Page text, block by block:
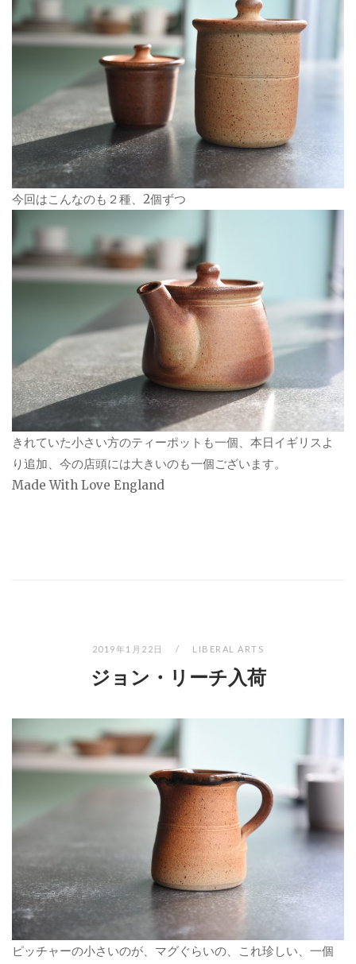
今回はこんなのも２種、2個ずつ
きれていた小さい方のティーポットも一個、本日イギリスよ
り追加、今の店頭には大きいのも一個ございます。
Made With Love England
2019年1月22日 LIBERAL ARTS
ジョン・リーチ入荷
ピッチャーの小さいのが、マグぐらいの、これ珍しい、一個